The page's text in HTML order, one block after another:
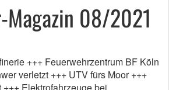
Magazin 08/2021
+++ Feuerwehrzentrum BF Köln
verletzt +++ UTV fürs Moor +++